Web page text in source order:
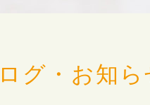
グ・お知ら